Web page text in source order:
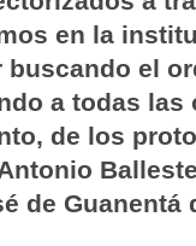
en la
el
a todas las
de los
de Guanentá